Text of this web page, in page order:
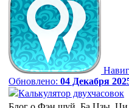
Обновлено: 04 Декабря
Калькулятор двухчасовок